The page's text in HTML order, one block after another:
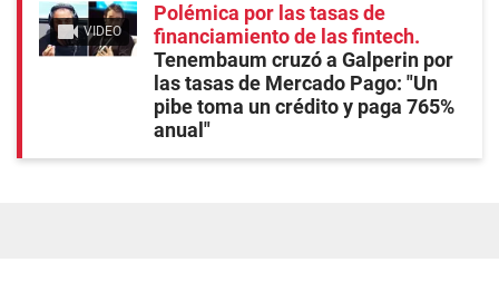
VIDEO
Polémica por las tasas de
financiamiento de las fintech
Tenembaum cruzó a Galperin por
las tasas de Mercado Pago: "Un
pibe toma un crédito y paga 765%
anual"